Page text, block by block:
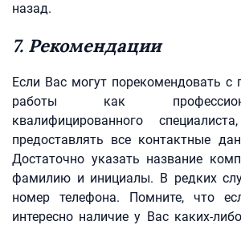
назад.
7. Рекомендации
Если Вас могут порекомендовать
работы как
квалифицированного
предоставлять все контактные
Достаточно указать название
фамилию и инициалы. В редких
номер телефона. Помните, что
интересно наличие у Вас каких-